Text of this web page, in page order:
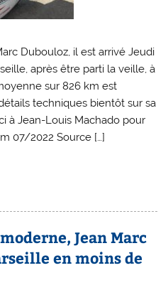
Dubouloz, il est arrivé Jeudi
après être parti la veille, à
sur 826 km est
techniques bientôt sur sa
à Jean-Louis Machado pour
07/2022 Source […]
Jean Marc
en moins de